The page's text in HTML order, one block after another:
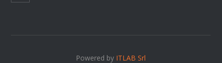
Powered by ITLAB Srl